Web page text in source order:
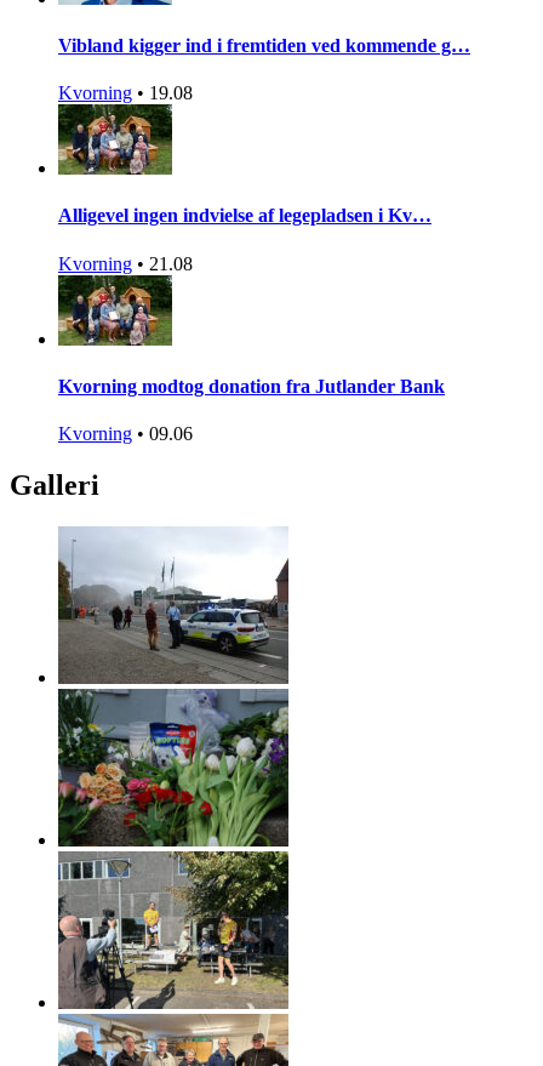
Vibland kigger ind i fremtiden ved kommende g…
Kvorning • 19.08
Alligevel ingen indvielse af legepladsen i Kv…
Kvorning • 21.08
Kvorning modtog donation fra Jutlander Bank
Kvorning • 09.06
Galleri